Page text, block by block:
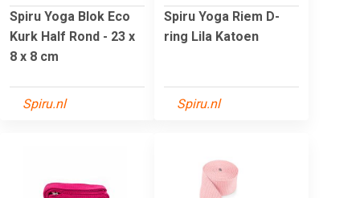
Spiru Yoga Blok Eco
Kurk Half Rond - 23 x
8 x 8 cm
Spiru.nl
Spiru Yoga Riem D-
ring Lila Katoen
Spiru.nl